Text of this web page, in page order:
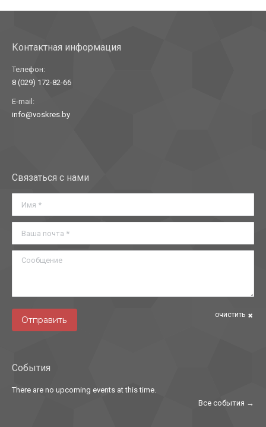
Контактная информация
Телефон:
8 (029) 172-82-66
E-mail:
info@voskres.by
Связаться с нами
Сообщение
Отправить очистить
События
There are no upcoming events at this time.
Все события →